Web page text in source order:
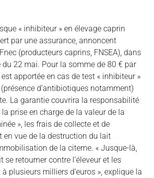
« inhibiteur » en élevage caprin
par une assurance, annoncent
(producteurs caprins, FNSEA), dans
22 mai. Pour la somme de 80 € par
apportée en cas de test « inhibiteur »
d’antibiotiques notamment)
La garantie couvrira la responsabilité
la prise en charge de la valeur de la
», les frais de collecte et de
en vue de la destruction du lait
de la citerne. « Jusque-là,
se retourner contre l’éleveur et les
plusieurs milliers d’euros », explique la